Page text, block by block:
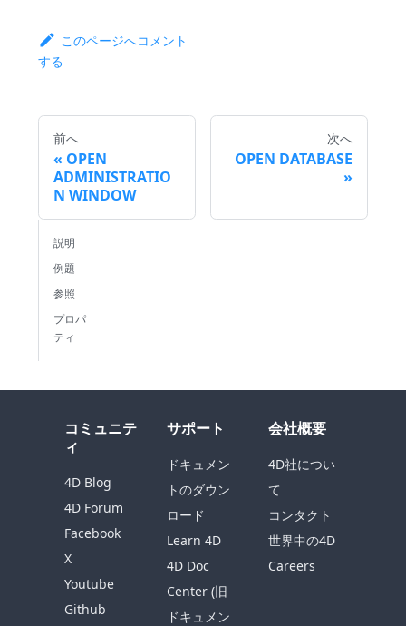
このページへコメント
する
前へ
OPEN
ADMINISTRATIO
N WINDOW
次へ
OPEN DATABASE
説明
例題
参照
プロパ
ティ
コミュニテ
ィ
4D Blog
4D Forum
Facebook
X
Youtube
Github
サポート
ドキュメン
トのダウン
ロード
Learn 4D
4D Doc
Center (旧
ドキュメン
会社概要
4D社につい
て
コンタクト
世界中の4D
Careers